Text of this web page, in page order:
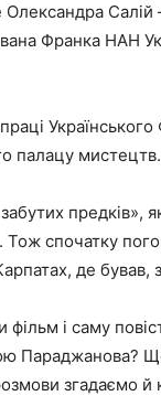
Салій
Франка НАН
палацу мистецтв.
предків»,
спочатку
де бував,
фільм і саму
Параджанова?
згадаємо й